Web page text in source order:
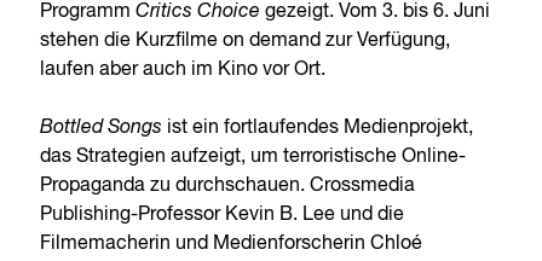
ProgrammCritics Choice gezeigt. Vom 3. bis 6. Juni
stehen die Kurzfilme on demand zur Verfügung,
laufen aber auch im Kino vor Ort.
Bottled Songs ist ein fortlaufendes Medienprojekt,
das Strategien aufzeigt, um terroristische Online-
Propaganda zu durchschauen. Crossmedia
Publishing-Professor Kevin B. Lee und die
Filmemacherin und Medienforscherin Chloé